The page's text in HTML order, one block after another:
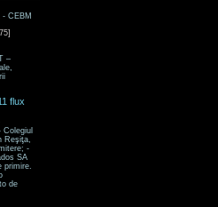
CEBM
–
flux
Reşiţa,
-
SA
primire.
de